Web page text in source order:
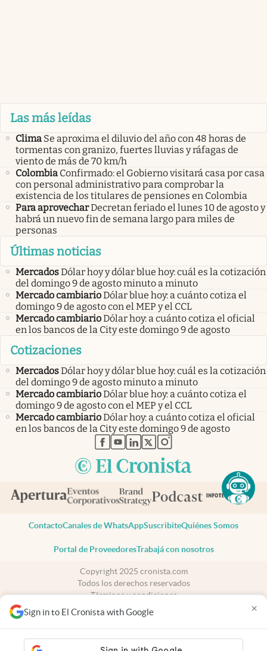
Sign in to El Cronista with Google ×
Las más leídas
Clima Se aproxima el diluvio del año con 48 horas de
tormentas con granizo, fuertes lluvias y ráfagas de
viento de más de 70 km/h
Colombia Confirmado: el Gobierno visitará casa por casa
con personal administrativo para comprobar la
existencia de los titulares de pensiones en Colombia
Para aprovecharDecretan feriado el lunes 10 de agosto y
habrá un nuevo fin de semana largo para miles de
personas
Últimas noticias
MercadosDólar hoy y dólar blue hoy: cuál es la cotización
del domingo 9 de agosto minuto a minuto
Mercado cambiarioDólar blue hoy: a cuánto cotiza el
domingo 9 de agosto con el MEP y el CCL
Mercado cambiarioDólar hoy: a cuánto cotiza el oficial
en los bancos de la City este domingo 9 de agosto
Cotizaciones
MercadosDólar hoy y dólar blue hoy: cuál es la cotización
del domingo 9 de agosto minuto a minuto
Mercado cambiarioDólar blue hoy: a cuánto cotiza el
domingo 9 de agosto con el MEP y el CCL
Mercado cambiarioDólar hoy: a cuánto cotiza el oficial
en los bancos de la City este domingo 9 de agosto
abre en nueva pestaña
abre en nueva pestaña
abre en nueva pestaña
abre en nueva pestaña
abre en nueva pestaña
ContactoCanales de WhatsAppSuscribiteQuiénes Somos
Portal de ProveedoresTrabajá con nosotros
Copyright 2025 cronista.com
Todos los derechos reservados
Términos y condiciones
Privacidad
Consentimiento